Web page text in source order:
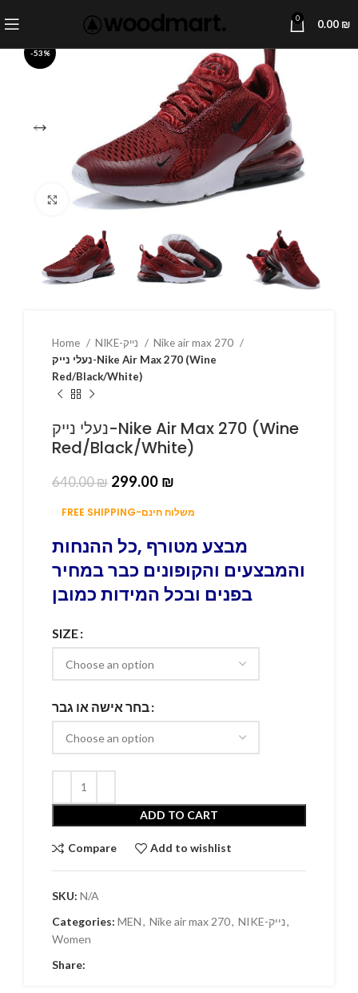
0 0.00 ₪
-53%
Click to enlarge
Home
Nike air max 270
נעלי נייק-Nike Air Max 270 (Wine
Red/Black/White)
נעלי נייק-Nike Air Max 270 (Wine
Red/Black/White)
640.00₪ 299.00 ₪
FREE SHIPPING-משלוח חינם
מבצע מטורף ,כל ההנחות
והמבצעים והקופונים כבר במחיר
בפנים ובכל המידות כמובן
SIZE
בחר אישה או גבר
ADD TO CART
Compare Add to wishlist
SKU: N/A
Categories: MEN, Nike air max 270, NIKE-נייק,
Women
Share: